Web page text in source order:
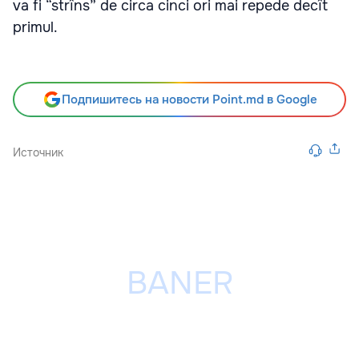
va fi “strîns” de circa cinci ori mai repede decît
primul.
Подпишитесь на новости Point.md в Google
Источник